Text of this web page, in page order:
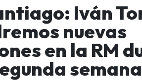
Iván
nuevas
en la RM